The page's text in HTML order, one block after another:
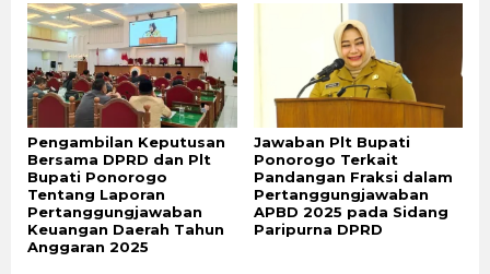
Pengambilan Keputusan
Bersama DPRD dan Plt
Bupati Ponorogo
Tentang Laporan
Pertanggungjawaban
Keuangan Daerah Tahun
Anggaran 2025
Jawaban Plt Bupati
Ponorogo Terkait
Pandangan Fraksi dalam
Pertanggungjawaban
APBD 2025 pada Sidang
Paripurna DPRD